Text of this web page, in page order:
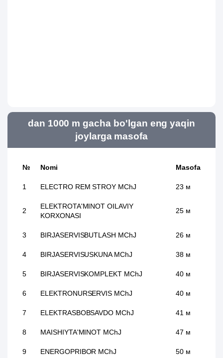
dan 1000 m gacha bo'lgan eng yaqin
joylarga masofa
№ Nomi Masofa
1 ELECTRO REM STROY MChJ 23 м
2
ELEKTROTA'MINOT OILAVIY
KORXONASI
25 м
3 BIRJASERVISBUTLASH MChJ 26 м
4 BIRJASERVISUSKUNA MChJ 38 м
5 BIRJASERVISKOMPLEKT MChJ 40 м
6 ELEKTRONURSERVIS MChJ 40 м
7 ELEKTRASBOBSAVDO MChJ 41 м
8 MAISHIYTA'MINOT MChJ 47 м
9 ENERGOPRIBOR MChJ 50 м